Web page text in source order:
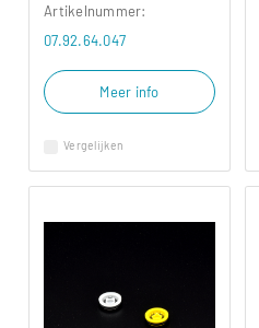
Vergelijken
Artikelnummer:
07.92.64.047
Meer info